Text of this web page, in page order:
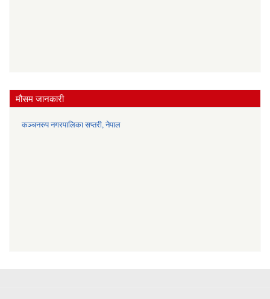
मौसम जानकारी
कञ्चनरुप नगरपालिका सप्तरी, नेपाल